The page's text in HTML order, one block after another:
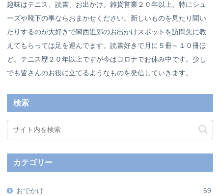
趣味はテニス、読書、お出かけ。雑貨営業２０年以上。特にシュ
ーズや靴下の事ならおまかせください。新しいものを見たり聞い
たりするのが大好きで関西近郊のお出かけスポットを訪問先に教
えてもらっては足を運んでます。読書好きで月に５冊～１０冊ほ
ど。テニス歴２０年以上ですが今はコロナでお休み中です。少し
でも皆さんのお役に立てるようなものを発信していきます。
検索
カテゴリー
おでかけ 69